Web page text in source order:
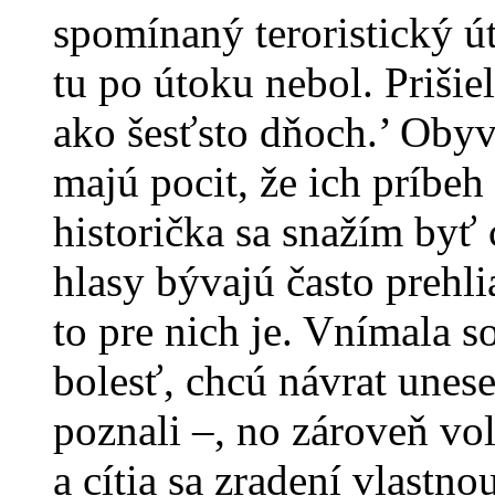
spomínaný teroristický
tu po útoku nebol.
ako šesťsto dňoch.’
majú pocit, že ich
historička sa snažím
hlasy bývajú často
to pre nich je. Vnímala
bolesť, chcú návrat
poznali –, no zároveň
a cítia sa zradení